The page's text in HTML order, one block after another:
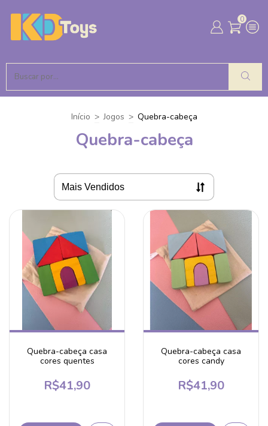
0
Início > Jogos > Quebra-cabeça
Quebra-cabeça
Quebra-cabeça casa
cores quentes
R$41,90
Quebra-cabeça casa
cores candy
R$41,90